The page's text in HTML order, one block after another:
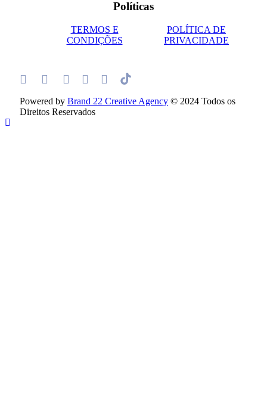
Políticas
TERMOS E
CONDIÇÕES
POLÍTICA DE
PRIVACIDADE
Powered by Brand 22 Creative Agency © 2024 Todos os
Direitos Reservados